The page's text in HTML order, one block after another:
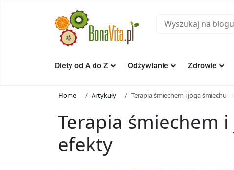
Diety od A do Z Odżywianie Zdrowie
Home Artykuły Terapia śmiechem i joga śmiechu –
Terapia śmiechem
efekty